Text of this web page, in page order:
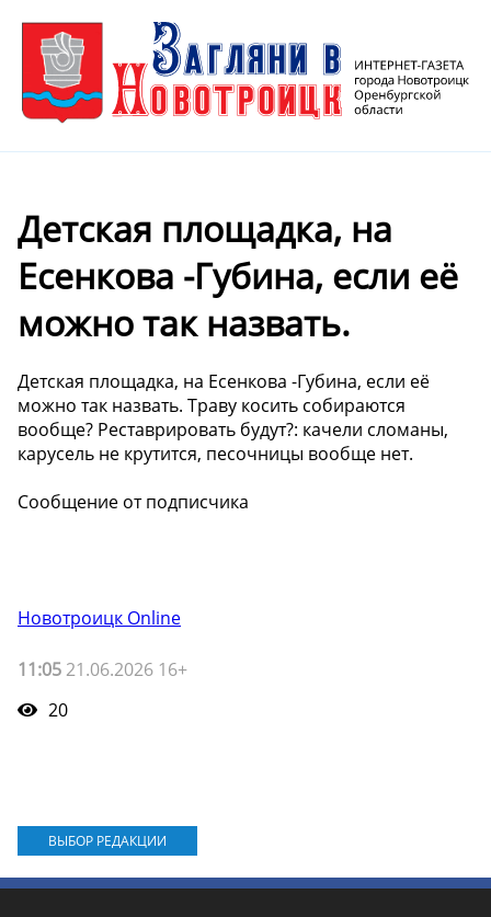
Детская площадка, на
Есенкова -Губина, если её
можно так назвать.
Детская площадка, на Есенкова -Губина, если её
можно так назвать. Траву косить собираются
вообще? Реставрировать будут?: качели сломаны,
карусель не крутится, песочницы вообще нет.
Сообщение от подписчика
Новотроицк Online
11:05 21.06.2026 16+
20
ВЫБОР РЕДАКЦИИ